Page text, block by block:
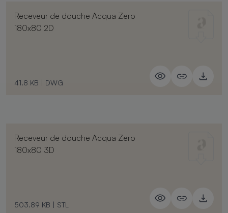
Receveur de douche Acqua Zero
180x80 2D
41.8 KB | DWG
Receveur de douche Acqua Zero
180x80 3D
503.89 KB | STL